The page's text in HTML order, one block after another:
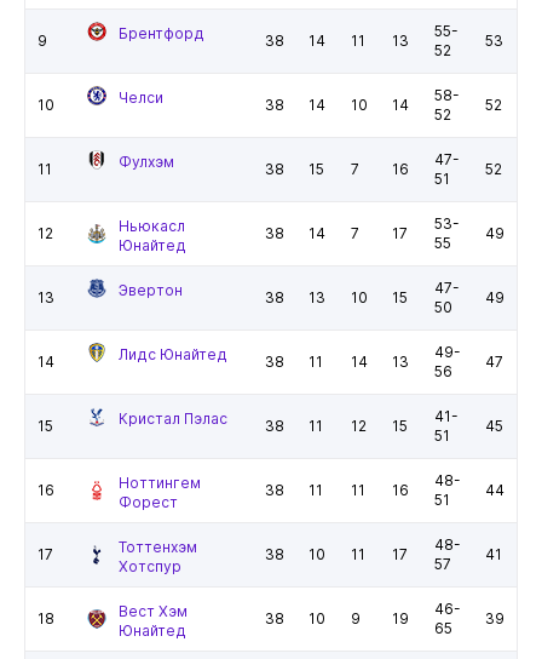
9 Брентфорд 38 14 11 13
55-
52
53
10 Челси 38 14 10 14
58-
52
52
11 Фулхэм 38 15 7 16
47-
51
52
12
Ньюкасл
Юнайтед
38 14 7 17
53-
55
49
13 Эвертон 38 13 10 15
47-
50
49
14 Лидс Юнайтед 38 11 14 13
49-
56
47
15 Кристал Пэлас 38 11 12 15
41-
51
45
16
Ноттингем
Форест
38 11 11 16
48-
51
44
17
Тоттенхэм
Хотспур
38 10 11 17
48-
57
41
18
Вест Хэм
Юнайтед
38 10 9 19
46-
65
39